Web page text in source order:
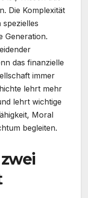
Die Komplexität
spezielles
Generation.
das finanzielle
immer
lehrt mehr
lehrt wichtige
Moral
begleiten.